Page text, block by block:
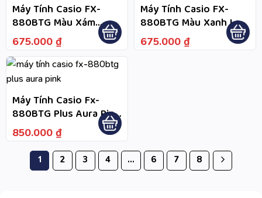
Máy Tính Casio FX-
880BTG Màu Xám
Fullbox Bảo Hành 7
Năm
675.000 ₫
Máy Tính Casio FX-
880BTG Màu Xanh Lam
Fullbox Bảo Hành 7
Năm
675.000 ₫
Máy Tính Casio Fx-
880BTG Plus Aura Pink
– Bảo Hành Dài Hạn 7
Năm, Hỗ Trợ Đổi Mới
Trong Năm Đầu Theo
Điều Kiện Bảo Hành
850.000 ₫
1 2 3 4 … 6 7 8